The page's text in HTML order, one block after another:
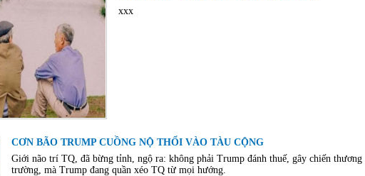
xxx
CƠN BÃO TRUMP CUỒNG NỘ THỔI VÀO TÀU CỘNG
Giới não trí TQ, đã bừng tỉnh, ngộ ra: không phải Trump đánh thuế, gây chiến thương
trường, mà Trump đang quần xéo TQ từ mọi hướng.